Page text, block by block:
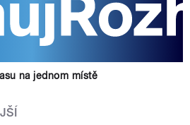
na jednom místě